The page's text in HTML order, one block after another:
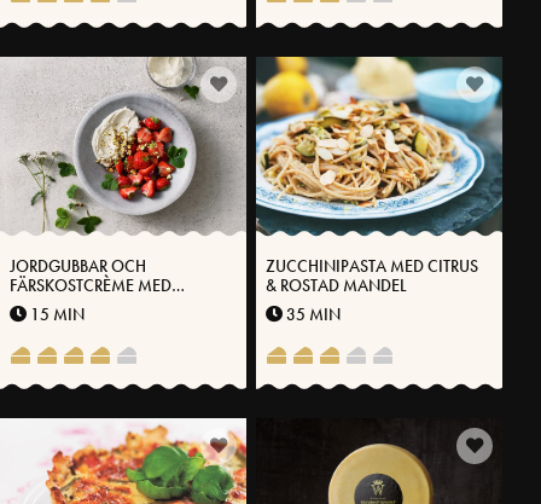
JORDGUBBAR OCH
FÄRSKOSTCRÈME MED
VÄSTERBOTTENSOST® VANILJ
OCH PISTAGENÖTTER
15 MIN
ZUCCHINIPASTA MED CITRUS
& ROSTAD MANDEL
35 MIN